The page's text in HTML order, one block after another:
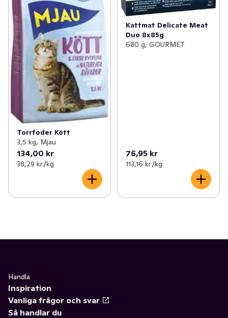
Torrfoder Kött
3,5 kg, Mjau
134,00 kr
38,29 kr /kg
Kattmat Delicate Meat
Duo 8x85g
680 g, GOURMET
76,95 kr
113,16 kr /kg
Handla
Inspiration
Vanliga frågor och svar
Så handlar du